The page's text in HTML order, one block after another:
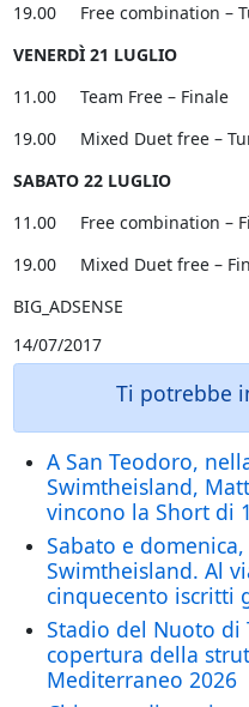
19.00 Free combination –
VENERDÌ 21 LUGLIO
11.00 Team Free – Finale
19.00 Mixed Duet free –
SABATO 22 LUGLIO
11.00 Free combination –
19.00 Mixed Duet free –
BIG_ADSENSE
14/07/2017
Ti potrebbe
A San Teodoro,
Swimtheisland,
vincono la Short di
Sabato e
Swimtheisland. Al
cinquecento iscritti
Stadio del Nuoto di
copertura della
Mediterraneo 2026